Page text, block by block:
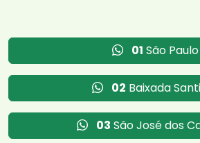
01 São Paulo
02 Baixada
03 São José dos